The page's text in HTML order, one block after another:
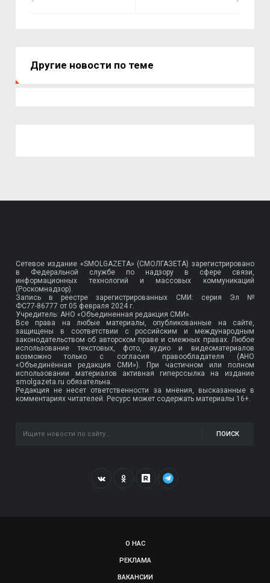
Другие новости по теме
Сетевое издание «SMOLGAZETA» (СМОЛГАЗЕТА) зарегистрировано
в Федеральной службе по надзору в сфере связи,
информационных технологий и массовых коммуникаций
(Роскомнадзор).
Запись в реестре зарегистрированных СМИ: серия Эл №
ФС77-86777 от 05 февраля 2024 г.
Учредитель: АНО «Объединенная редакция СМИ».
Все права на любые материалы, опубликованные на сайте,
защищены в соответствии с российским и международным
законодательством об авторском праве и смежных правах. Любое
использование текстовых, фото, аудио и видеоматериалов
возможно только с согласия правообладателя (АНО
«Объединённая редакция СМИ»). При частичном или полном
использовании материалов активная гиперссылка на издание
smolgazeta.ru обязательна.
Редакция не несет ответственности за мнения, высказанные в
комментариях читателей. Ресурс может содержать материалы 16+.
ПОИСК
О НАС
РЕКЛАМА
ВАКАНСИИ